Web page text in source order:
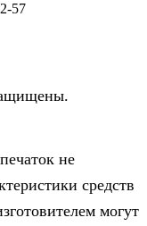
57
не
средств
могут